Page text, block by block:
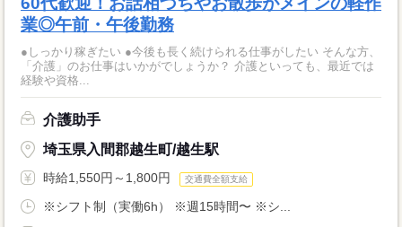
業◎午前・午後勤務
●しっかり稼ぎたい ●今後も長く続けられる仕事がしたい そんな方、
「介護」のお仕事はいかがでしょうか？ 介護といっても、最近では
経験や資格...
介護助手
埼玉県入間郡越生町/越生駅
時給1,550円～1,800円 交通費全額支給
※シフト制（実働6h） ※週15時間〜 ※シ...